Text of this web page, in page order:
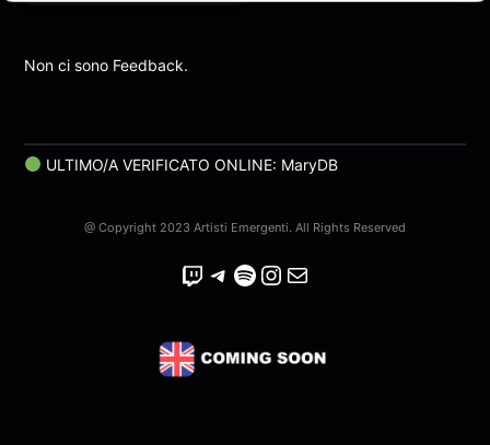
Non ci sono Feedback.
ULTIMO/A VERIFICATO ONLINE: MaryDB
@ Copyright 2023 Artisti Emergenti. All Rights Reserved
Twitch Telegram Spotify Instagram Email